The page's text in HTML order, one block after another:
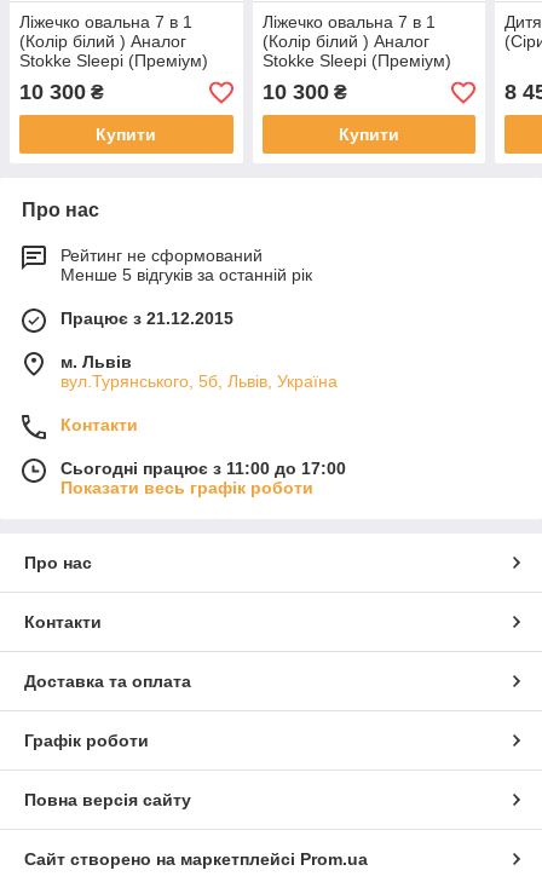
Ліжечко овальна 7 в 1
(Колір білий ) Аналог
Stokke Sleepi (Преміум)
10 300 ₴
Купити
Ліжечко овальна 7 в 1
(Колір білий ) Аналог
Stokke Sleepi (Преміум)
10 300₴
Купити
8
Про нас
Рейтинг не сформований
Менше 5 відгуків за останній рік
Працює з 21.12.2015
м. Львів
вул.Турянського, 5б, Львів, Україна
Контакти
Сьогодні працює з 11:00 до 17:00
Показати весь графік роботи
Про нас
Контакти
Доставка та оплата
Графік роботи
Повна версія сайту
Сайт створено на маркетплейсі Prom.ua